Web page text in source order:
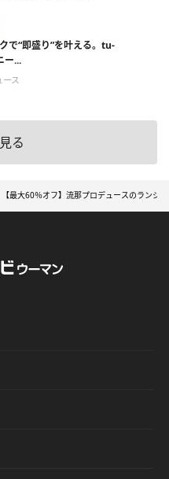
で“即盛り”を叶える。tu-
ー...
ス
る
【最大60％オフ】流那プロデュースのランジ